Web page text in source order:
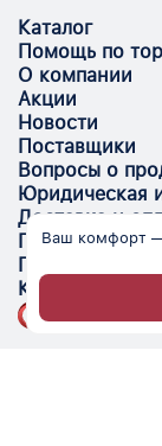
Каталог
Помощь по
О компании
Акции
Новости
Поставщики
Вопросы о
Юридическая
Доставка и
Поставщикам
Помощь
Контакты
Ваш комфорт